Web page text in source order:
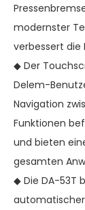
modernster
verbessert die
◆ Der
Delem-
Navigation
Funktionen
und bieten
gesamten
◆ Die DA-53T
automatischer